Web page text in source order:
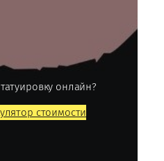
онлайн?
стоимости